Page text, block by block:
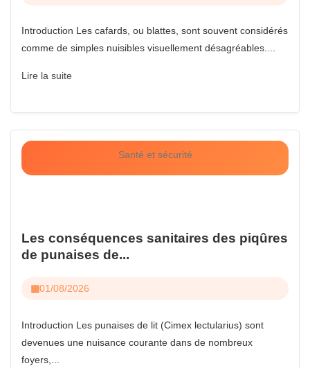
Introduction Les cafards, ou blattes, sont souvent considérés
comme de simples nuisibles visuellement désagréables....
Lire la suite
Santé et sécurité
Les conséquences sanitaires des piqûres
de punaises de...
01/08/2026
Introduction Les punaises de lit (Cimex lectularius) sont
devenues une nuisance courante dans de nombreux
foyers,...